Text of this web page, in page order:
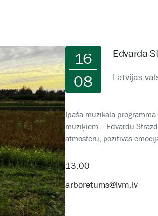
16
08
Edvarda
Latvijas
Īpaša muzikāla
mūziķiem – Edvardu
atmosfēru, pozitīvas
13.00
arboretums@lvm.lv